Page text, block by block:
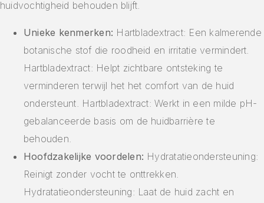
huidvochtigheid behouden blijft.
Unieke kenmerken: Hartbladextract: Een kalmerende
botanische stof die roodheid en irritatie vermindert.
Hartbladextract: Helpt zichtbare ontsteking te
verminderen terwijl het het comfort van de huid
ondersteunt. Hartbladextract: Werkt in een milde pH-
gebalanceerde basis om de huidbarrière te
behouden.
Hoofdzakelijke voordelen: Hydratatieondersteuning:
Reinigt zonder vocht te onttrekken.
Hydratatieondersteuning: Laat de huid zacht en